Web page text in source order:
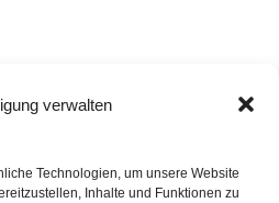
verwalten
Technologien, um unsere Website
Inhalte und Funktionen zu